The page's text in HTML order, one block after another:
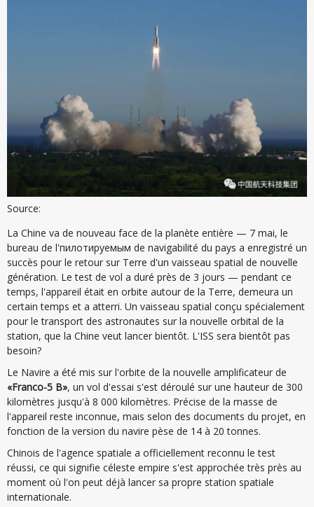
Source:
La Chine va de nouveau face de la planète entière — 7 mai, le
bureau de l'пилотируемым de navigabilité du pays a enregistré un
succès pour le retour sur Terre d'un vaisseau spatial de nouvelle
génération. Le test de vol a duré près de 3 jours — pendant ce
temps, l'appareil était en orbite autour de la Terre, demeura un
certain temps et a atterri. Un vaisseau spatial conçu spécialement
pour le transport des astronautes sur la nouvelle orbital de la
station, que la Chine veut lancer bientôt. L'ISS sera bientôt pas
besoin?
Le Navire a été mis sur l'orbite de la nouvelle amplificateur de
«Franco-5 B», un vol d'essai s'est déroulé sur une hauteur de 300
kilomètres jusqu'à 8 000 kilomètres. Précise de la masse de
l'appareil reste inconnue, mais selon des documents du projet, en
fonction de la version du navire pèse de 14 à 20 tonnes.
Chinois de l'agence spatiale a officiellement reconnu le test
réussi, ce qui signifie céleste empire s'est approchée très près au
moment où l'on peut déjà lancer sa propre station spatiale
internationale.